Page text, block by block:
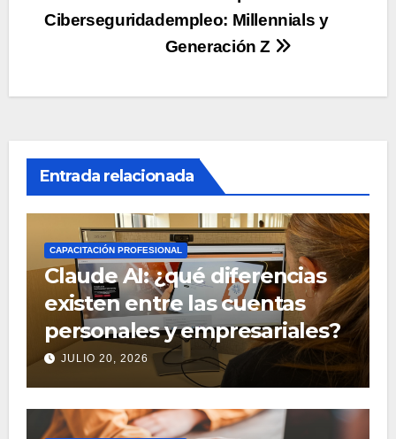
entradas empleo: Millennials y
Generación Z
Ciberseguridad
Entrada relacionada
CAPACITACIÓN PROFESIONAL
Claude AI: ¿qué diferencias
existen entre las cuentas
personales y empresariales?
JULIO 20, 2026